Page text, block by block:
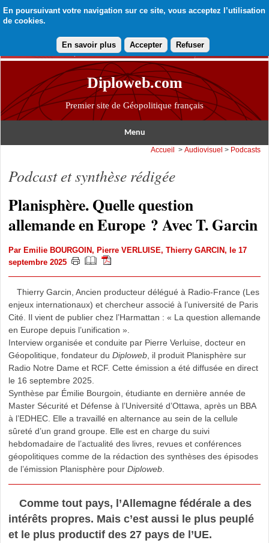
En poursuivant votre navigation sur ce site, vous acceptez l’utilisation
de cookies.
En savoir plus Accepter Refuser
Diploweb.com
Premier site de Géopolitique français
Menu
Accueil >Audiovisuel > Podcasts
Podcast et synthèse rédigée
Planisphère. Quelle question
allemande en Europe ? Avec T. Garcin
Par Emilie BOURGOIN, Pierre VERLUISE, Thierry GARCIN, le 17
septembre 2025
Thierry Garcin, Ancien producteur délégué à Radio-France (Les
enjeux internationaux) et chercheur associé à l’université de Paris
Cité. Il vient de publier chez l’Harmattan : « La question allemande
en Europe depuis l’unification ».
Interview organisée et conduite par Pierre Verluise, docteur en
Géopolitique, fondateur du Diploweb, il produit Planisphère sur
Radio Notre Dame et RCF. Cette émission a été diffusée en direct
le 16 septembre 2025.
Synthèse par Émilie Bourgoin, étudiante en dernière année de
Master Sécurité et Défense à l’Université d’Ottawa, après un BBA
à l’EDHEC. Elle a travaillé en alternance au sein de la cellule
sûreté d’un grand groupe. Elle est en charge du suivi
hebdomadaire de l’actualité des livres, revues et conférences
géopolitiques comme de la rédaction des synthèses des épisodes
de l’émission Planisphère pour Diploweb.
Comme tout pays, l’Allemagne fédérale a des
intérêts propres. Mais c’est aussi le plus peuplé
et le plus productif des 27 pays de l’UE.